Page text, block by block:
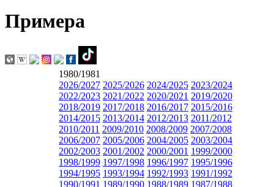
Примера
1980/1981
2026/2027 2025/2026 2024/2025 2023/2024
2022/2023 2021/2022 2020/2021 2019/2020
2018/2019 2017/2018 2016/2017 2015/2016
2014/2015 2013/2014 2012/2013 2011/2012
2010/2011 2009/2010 2008/2009 2007/2008
2006/2007 2005/2006 2004/2005 2003/2004
2002/2003 2001/2002 2000/2001 1999/2000
1998/1999 1997/1998 1996/1997 1995/1996
1994/1995 1993/1994 1992/1993 1991/1992
1990/1991 1989/1990 1988/1989 1987/1988